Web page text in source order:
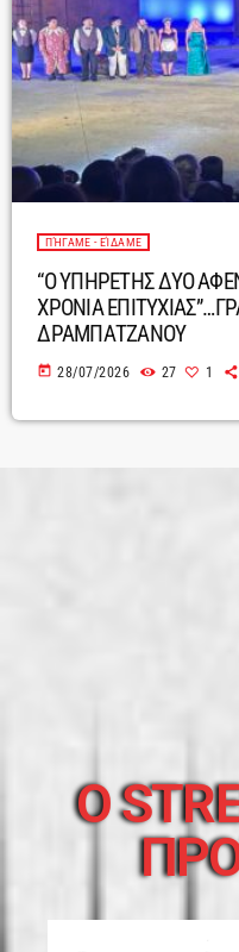
ΠΉΓΑΜΕ - ΕΊΔΑΜΕ
“O ΥΠΗΡΕΤΗΣ ΔΥΟ
ΧΡΟΝΙΑ
ΔΡΑΜΠΑΤΖΑΝΟΥ
today 28/07/2026 27 1
O